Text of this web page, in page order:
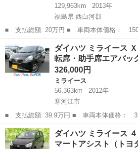
129,963km
2013年
福島県 西白河郡
■ 支払総額: 20万円 ■ 車両本体価格： 150,000 円 ■ メーカー
名： ダイハツ ■ 車種名： ミライース
メモリアルエディション ４ＷＤ ナビ キ
ドリングストップ...
西白河郡
ダイハツ ミライー
転席・助手席エアバ
326,000円
ミライース
56,363km
2012年
寒河江市
■ 支払総額: 39.9万円 ■ 車両本体価格： 326,000 円 ■ メーカー
名： ダイハツ ■ 車種名： ミライース
４ＷＤ ＣＤ 運転席・助手席エアバック
ィ キーレス ...
山形 寒河江市
ダイハツ ミライー
マートアシスト（ト